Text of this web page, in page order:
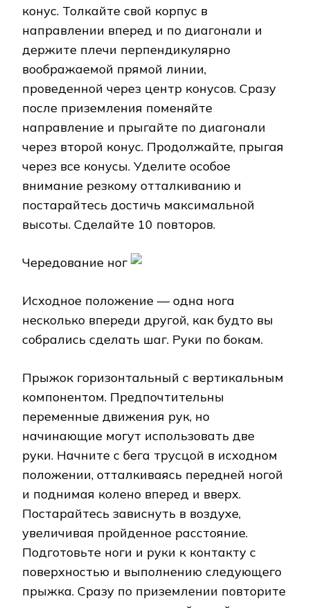
конус. Толкайте свой корпус в
направлении вперед и по диагонали и
держите плечи перпендикулярно
воображаемой прямой линии,
проведенной через центр конусов. Сразу
после приземления поменяйте
направление и прыгайте по диагонали
через второй конус. Продолжайте, прыгая
через все конусы. Уделите особое
внимание резкому отталкиванию и
постарайтесь достичь максимальной
высоты. Сделайте 10 повторов.
Чередование ног
Исходное положение — одна нога
несколько впереди другой, как будто вы
собрались сделать шаг. Руки по бокам.
Прыжок горизонтальный с вертикальным
компонентом. Предпочтительны
переменные движения рук, но
начинающие могут использовать две
руки. Начните с бега трусцой в исходном
положении, отталкиваясь передней ногой
и поднимая колено вперед и вверх.
Постарайтесь зависнуть в воздухе,
увеличивая пройденное расстояние.
Подготовьте ноги и руки к контакту с
поверхностью и выполнению следующего
прыжка. Сразу по приземлении повторите